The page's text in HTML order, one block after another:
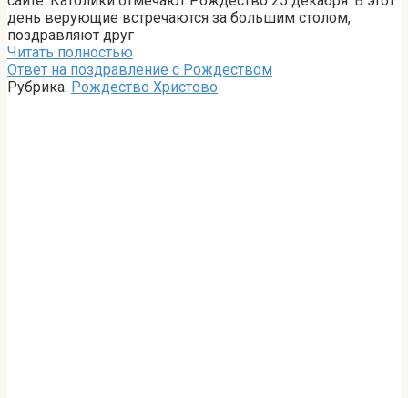
день верующие встречаются за большим столом,
поздравляют друг
Читать полностью
Ответ на поздравление с Рождеством
Рубрика: Рождество Христово